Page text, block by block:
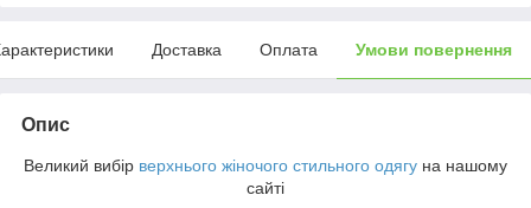
Доставка Оплата Умови повернення
Опис
Великий вибір верхнього жіночого стильного одягу на нашому
сайті